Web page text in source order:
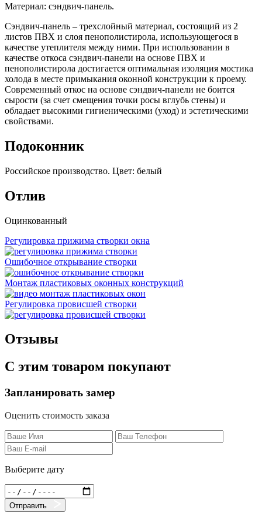
Материал: сэндвич-панель.
Сэндвич-панель – трехслойный материал, состоящий из 2
листов ПВХ и слоя пенополистирола, использующегося в
качестве утеплителя между ними. При использовании в
качестве откоса сэндвич-панели на основе ПВХ и
пенополистирола достигается оптимальная изоляция мостика
холода в месте примыкания оконной конструкции к проему.
Современный откос на основе сэндвич-панели не боится
сырости (за счет смещения точки росы вглубь стены) и
обладает высокими гигиеническими (уход) и эстетическими
свойствами.
Подоконник
Российское производство. Цвет: белый
Отлив
Оцинкованный
Регулировка прижима створки окна
Ошибочное открывание створки
Монтаж пластиковых оконных конструкций
Регулировка провисшей створки
Отзывы
С этим товаром покупают
Запланировать замер
Оценить стоимость заказа
Выберите дату
Отправить